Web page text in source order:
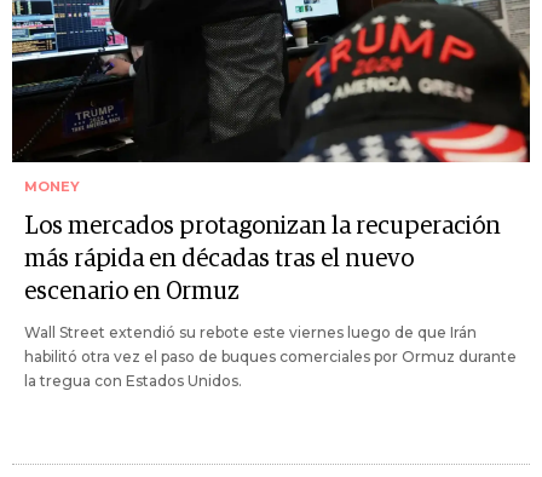
MONEY
Los mercados protagonizan la recuperación
más rápida en décadas tras el nuevo
escenario en Ormuz
Wall Street extendió su rebote este viernes luego de que Irán
habilitó otra vez el paso de buques comerciales por Ormuz durante
la tregua con Estados Unidos.